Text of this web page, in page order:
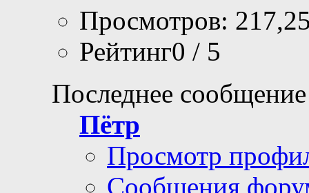
Просмотров:
Рейтинг0 / 5
Последнее
Пётр
Просмотр
Сообщения